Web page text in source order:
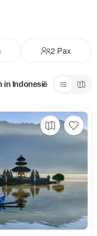
2 Pax
in Indonesië